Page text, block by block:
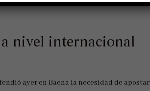
nivel internacional
ayer en Baena la necesidad de apostar